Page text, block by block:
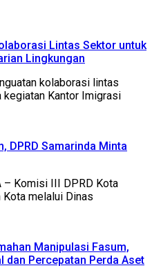
Lintas Sektor untuk
Lingkungan
kolaborasi lintas
kegiatan Kantor Imigrasi
DPRD Samarinda Minta
– Komisi III DPRD Kota
melalui Dinas
Manipulasi Fasum,
dan Percepatan Perda Aset